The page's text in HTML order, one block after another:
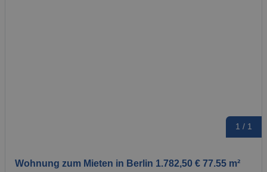
1 / 1
Wohnung zum Mieten in Berlin 1.782,50 € 77.55 m²